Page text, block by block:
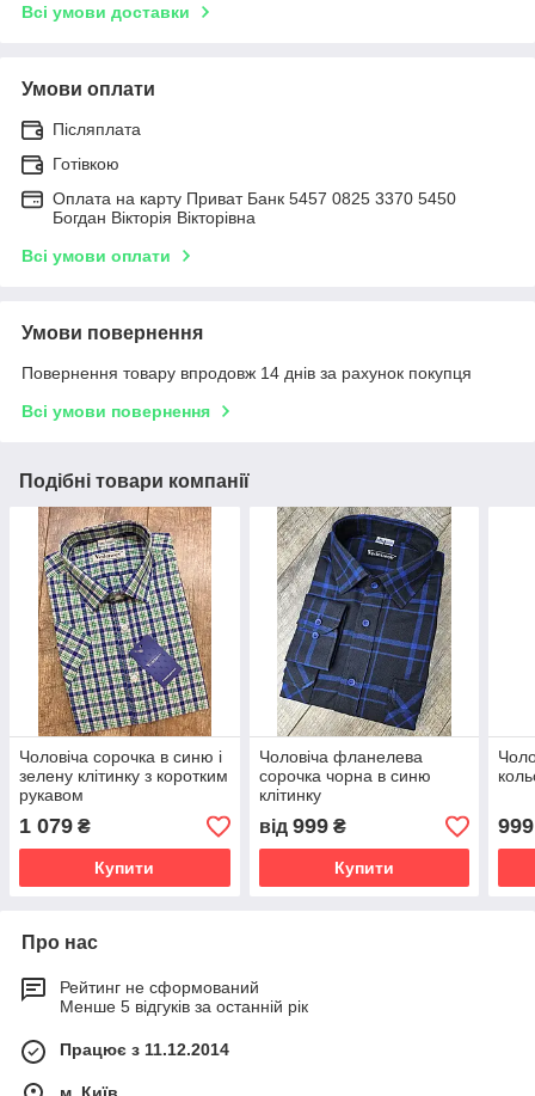
Всі умови доставки
Умови оплати
Післяплата
Готівкою
Оплата на карту Приват Банк 5457 0825 3370 5450
Богдан Вікторія Вікторівна
Всі умови оплати
Умови повернення
Повернення товару впродовж 14 днів за рахунок покупця
Всі умови повернення
Подібні товари компанії
Чоловіча сорочка в синю і
зелену клітинку з коротким
рукавом
1 079 ₴
Купити
Чоловіча фланелева
сорочка чорна в синю
клітинку
від 999₴
Купити
999
Про нас
Рейтинг не сформований
Менше 5 відгуків за останній рік
Працює з 11.12.2014